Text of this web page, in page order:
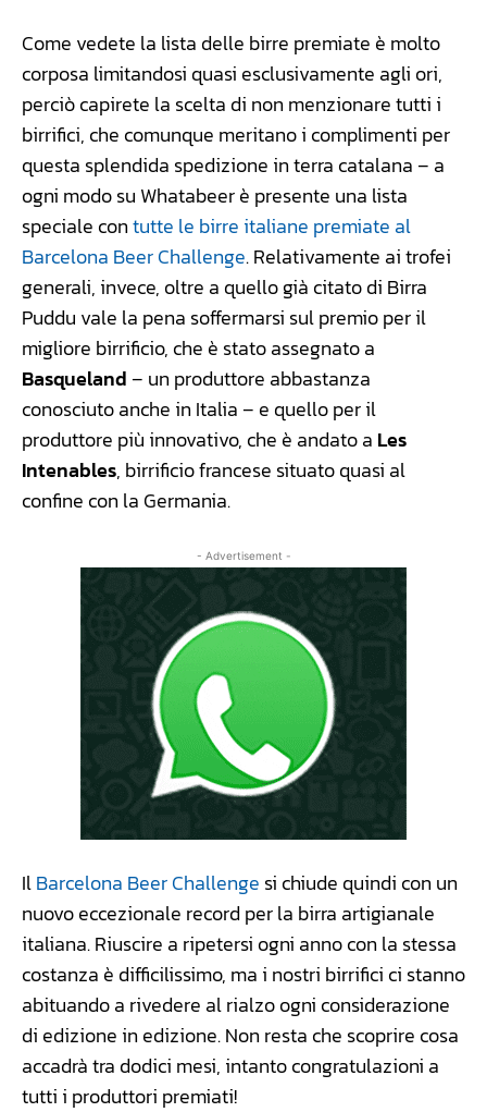
Come vedete la lista delle birre premiate è molto
corposa limitandosi quasi esclusivamente agli ori,
perciò capirete la scelta di non menzionare tutti i
birrifici, che comunque meritano i complimenti per
questa splendida spedizione in terra catalana – a
ogni modo su Whatabeer è presente una lista
speciale contutte le birre italiane premiate al
Barcelona Beer Challenge. Relativamente ai trofei
generali, invece, oltre a quello già citato di Birra
Puddu vale la pena soffermarsi sul premio per il
migliore birrificio, che è stato assegnato a
Basqueland– un produttore abbastanza
conosciuto anche in Italia – e quello per il
produttore più innovativo, che è andato a Les
Intenables, birrificio francese situato quasi al
confine con la Germania.
- Advertisement -
IlBarcelona Beer Challenge si chiude quindi con un
nuovo eccezionale record per la birra artigianale
italiana. Riuscire a ripetersi ogni anno con la stessa
costanza è difficilissimo, ma i nostri birrifici ci stanno
abituando a rivedere al rialzo ogni considerazione
di edizione in edizione. Non resta che scoprire cosa
accadrà tra dodici mesi, intanto congratulazioni a
tutti i produttori premiati!